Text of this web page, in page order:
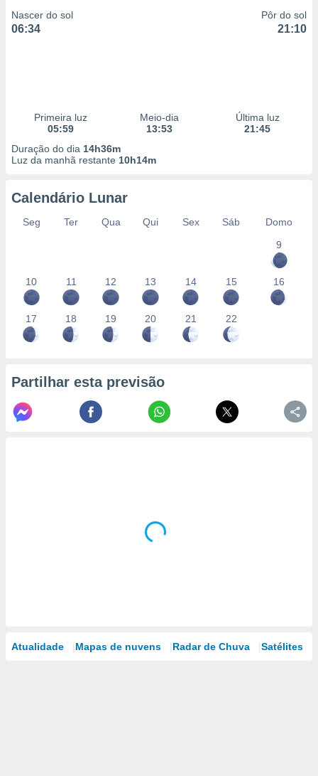
Nascer do sol
06:34
Pôr do sol
21:10
Primeira luz
05:59
Meio-dia
13:53
Última luz
21:45
Duração do dia 14h36m
Luz da manhã restante 10h14m
Calendário Lunar
Seg Ter Qua Qui Sex Sáb
Domo
9
10 11 12 13 14 15 16
17 18 19 20 21 22
Partilhar esta previsão
Atualidade Mapas de nuvens Radar de Chuva Satélites